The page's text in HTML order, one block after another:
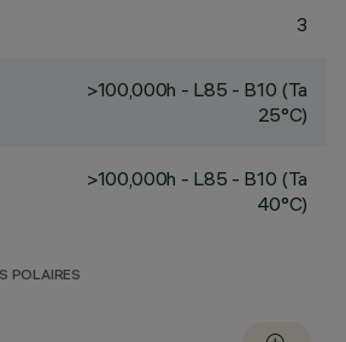
3
>100,000h - L85 - B10 (Ta
25°C)
>100,000h - L85 - B10 (Ta
40°C)
POLAIRES